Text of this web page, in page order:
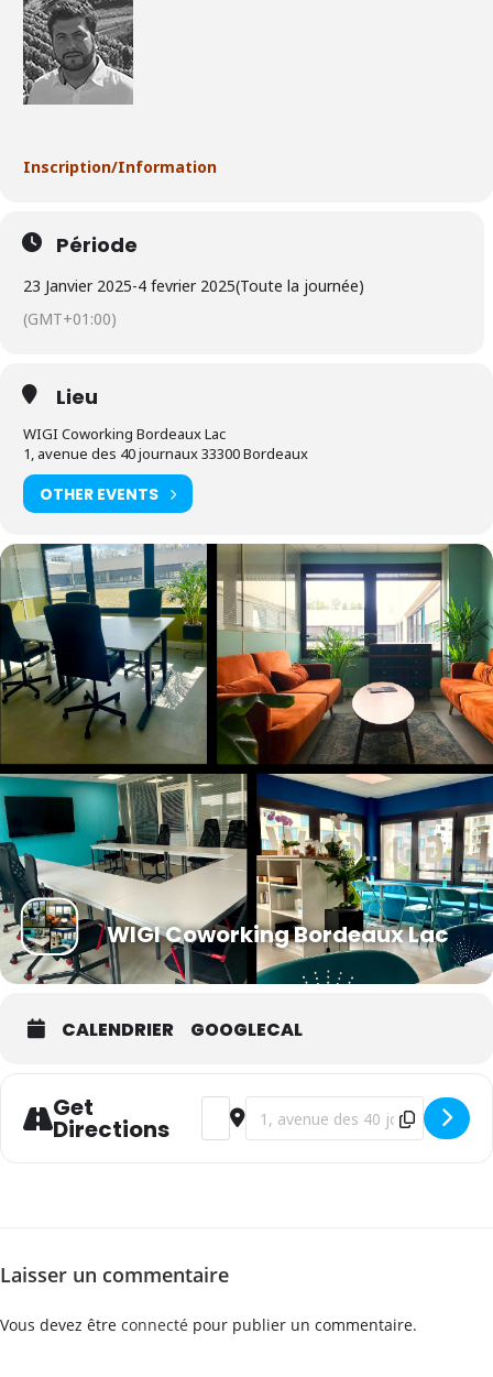
Inscription/Information
Période
23 Janvier 2025-4 fevrier 2025(Toute la journée)
(GMT+01:00)
Lieu
WIGI Coworking Bordeaux Lac
1, avenue des 40 journaux 33300 Bordeaux
OTHER EVENTS
WIGI Coworking Bordeaux Lac
CALENDRIER GOOGLECAL
Get
Directions
Address - WSET Niveau 3 en vins -
Destination Address - WSET
Laisser un commentaire
Vous devez être connecté pour publier un commentaire.